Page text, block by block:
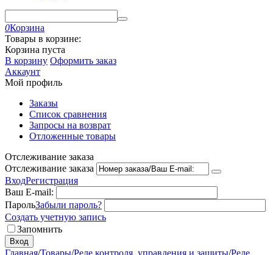
0Корзина
Товары в корзине:
Корзина пуста
В корзину Оформить заказ
Аккаунт
Мой профиль
Заказы
Список сравнения
Запросы на возврат
Отложенные товары
Отслеживание заказа
Отслеживание заказа
ВходРегистрация
Ваш E-mail:
ПарольЗабыли пароль?
Создать учетную запись
Запомнить
Вход
Главная/Товары/Реле контроля, управления и защиты/Реле